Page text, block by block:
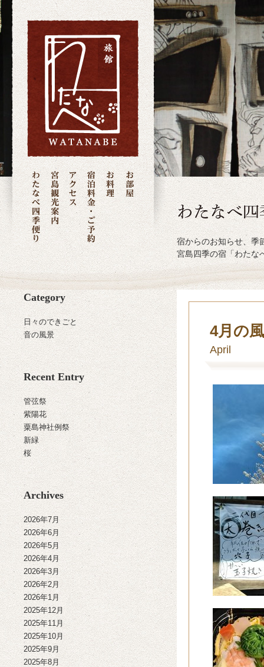
宿からのお知らせ、季
宮島四季の宿「わたな
Category
日々のできごと
音の風景
Recent Entry
管弦祭
紫陽花
粟島神社例祭
新緑
桜
Archives
2026年7月
2026年6月
2026年5月
2026年4月
2026年3月
2026年2月
2026年1月
2025年12月
2025年11月
2025年10月
2025年9月
2025年8月
4月の
April